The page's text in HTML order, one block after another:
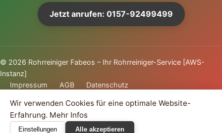
Jetzt anrufen: 0157-92499499
© 2026 Rohrreiniger Fabeos – Ihr Rohrreiniger-Service [AWS-
Instanz]
Impressum
AGB Datenschutz
Wir verwenden Cookies für eine optimale Website-
Erfahrung. Mehr Infos
Einstellungen Alle akzeptieren